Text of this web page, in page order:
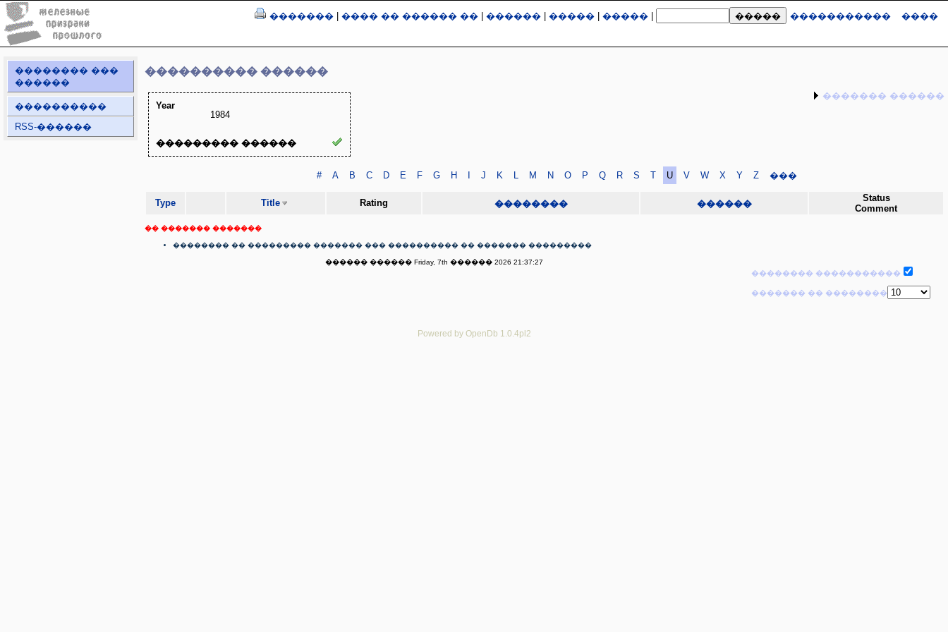
������� ���� �� ������ �� ������ ����� ����� ����������� ����
�������� ���
������
����������
RSS-������
���������� ������
Year
1984
��������� ������
������� ������
# A B C D E F G H I J K L M N O P Q R S T U V W X Y Z ���
Type Title Rating �������� ������
Status
Comment
�� ������� �������
�������� �� ��������� ������� ��� ���������� �� ������� ���������
�������� �����������
������� �� ��������
������ ������ Friday, 7th ������ 2026 21:37:27
Powered by OpenDb 1.0.4pl2